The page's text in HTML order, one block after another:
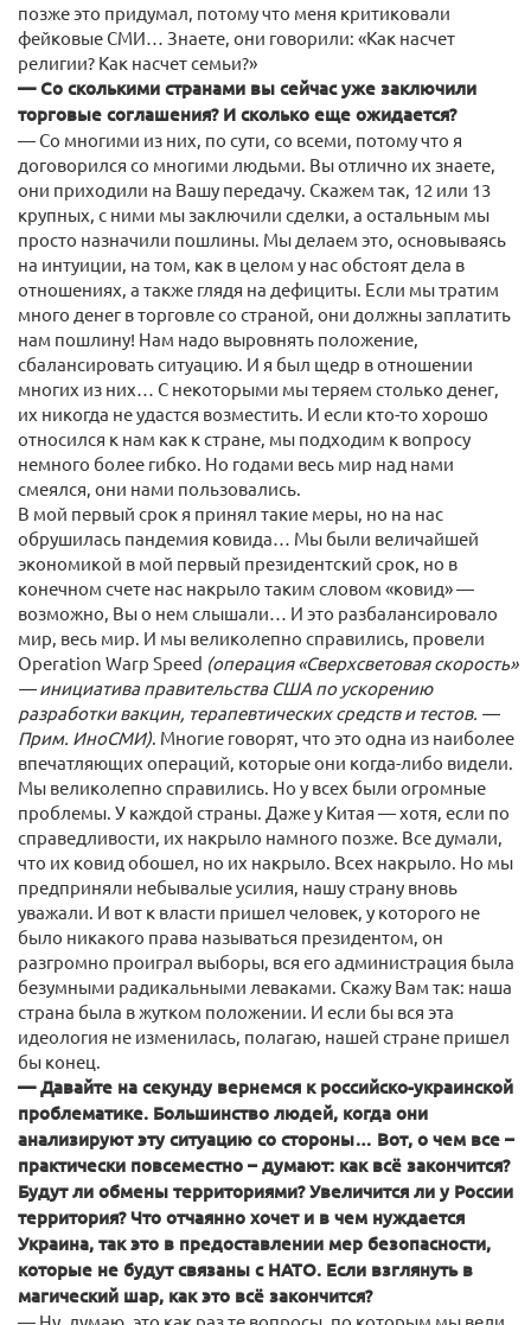
позже это придумал, потому что меня критиковали
фейковые СМИ… Знаете, они говорили: «Как насчет
религии? Как насчет семьи?»
— Со сколькими странами вы сейчас уже заключили
торговые соглашения? И сколько еще ожидается?
— Со многими из них, по сути, со всеми, потому что я
договорился со многими людьми. Вы отлично их знаете,
они приходили на Вашу передачу. Скажем так, 12 или 13
крупных, с ними мы заключили сделки, а остальным мы
просто назначили пошлины. Мы делаем это, основываясь
на интуиции, на том, как в целом у нас обстоят дела в
отношениях, а также глядя на дефициты. Если мы тратим
много денег в торговле со страной, они должны заплатить
нам пошлину! Нам надо выровнять положение,
сбалансировать ситуацию. И я был щедр в отношении
многих из них… С некоторыми мы теряем столько денег,
их никогда не удастся возместить. И если кто-то хорошо
относился к нам как к стране, мы подходим к вопросу
немного более гибко. Но годами весь мир над нами
смеялся, они нами пользовались.
В мой первый срок я принял такие меры, но на нас
обрушилась пандемия ковида… Мы были величайшей
экономикой в мой первый президентский срок, но в
конечном счете нас накрыло таким словом «ковид» —
возможно, Вы о нем слышали… И это разбалансировало
мир, весь мир. И мы великолепно справились, провели
Operation Warp Speed (операция «Сверхсветовая скорость»
— инициатива правительства США по ускорению
разработки вакцин, терапевтических средств и тестов. —
Прим. ИноСМИ). Многие говорят, что это одна из наиболее
впечатляющих операций, которые они когда-либо видели.
Мы великолепно справились. Но у всех были огромные
проблемы. У каждой страны. Даже у Китая — хотя, если по
справедливости, их накрыло намного позже. Все думали,
что их ковид обошел, но их накрыло. Всех накрыло. Но мы
предприняли небывалые усилия, нашу страну вновь
уважали. И вот к власти пришел человек, у которого не
было никакого права называться президентом, он
разгромно проиграл выборы, вся его администрация была
безумными радикальными леваками. Скажу Вам так: наша
страна была в жутком положении. И если бы вся эта
идеология не изменилась, полагаю, нашей стране пришел
бы конец.
— Давайте на секунду вернемся к российско-украинской
проблематике. Большинство людей, когда они
анализируют эту ситуацию со стороны… Вот, о чем все –
практически повсеместно – думают: как всё закончится?
Будут ли обмены территориями? Увеличится ли у России
территория? Что отчаянно хочет и в чем нуждается
Украина, так это в предоставлении мер безопасности,
которые не будут связаны с НАТО. Если взглянуть в
магический шар, как это всё закончится?